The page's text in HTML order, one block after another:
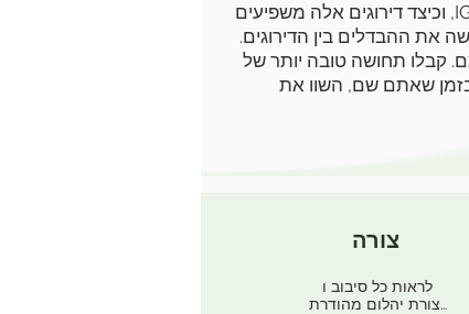
כל יהלום המאושר על ידי IGI עובר הערכה יסודית ועצמאית. כאן תלמדו כיצד נקבעים דירוגי יהלומים של IGI, וכיצד דירוגים אלה משפיעים
קבלו תחושה טובה יותר של
בזמן שאתם שם, השוו את
צורה
לראות כל סיבוב ו
צורת יהלום מהודרת…